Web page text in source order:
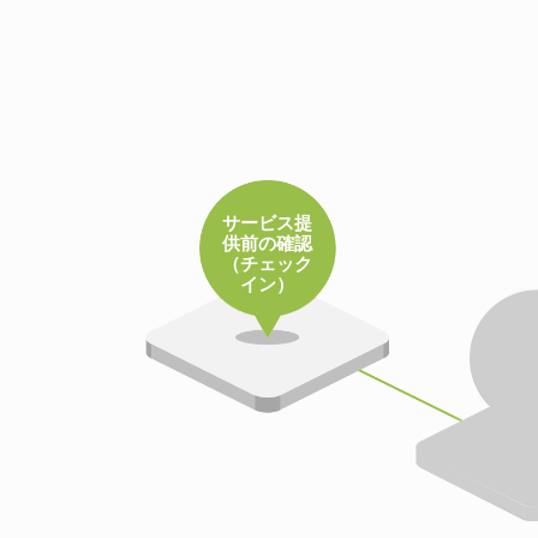
サービス提
供前の確認
（チェック
イン）